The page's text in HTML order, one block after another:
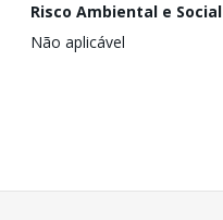
Risco Ambiental e Social
Não aplicável